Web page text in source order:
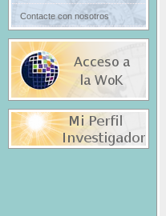
Contacte con nosotros